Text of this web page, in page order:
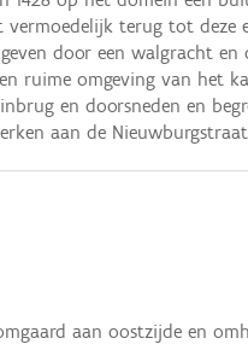
terug tot deze
door een walgracht
ruime omgeving van het
en doorsneden en
aan de
aan oostzijde en